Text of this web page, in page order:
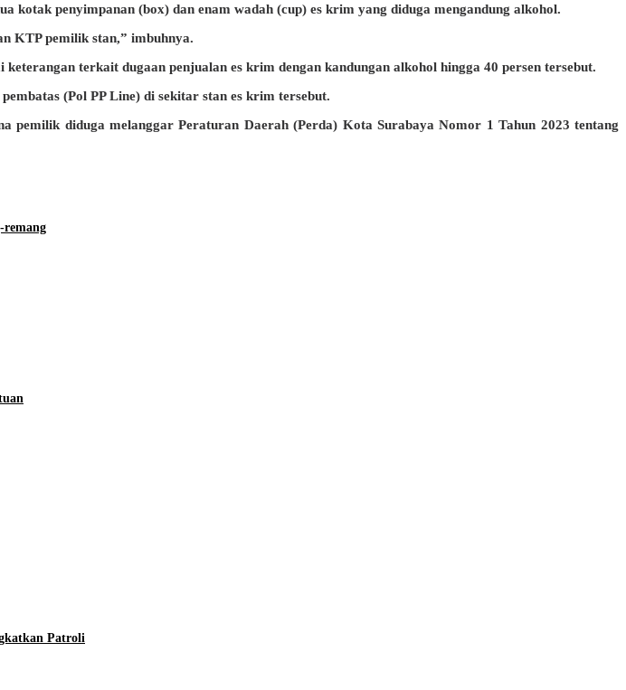
kotak penyimpanan (box) dan enam wadah (cup) es krim yang diduga mengandung alkohol.
KTP pemilik stan,” imbuhnya.
terkait dugaan penjualan es krim dengan kandungan alkohol hingga 40 persen tersebut.
(Pol PP Line) di sekitar stan es krim tersebut.
pemilik diduga melanggar Peraturan Daerah (Perda) Kota Surabaya Nomor 1 Tahun 2023 tentang
remang
Patroli